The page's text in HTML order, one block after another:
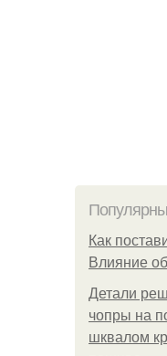
Как
Влияние
Детали
чопры на
шквалом